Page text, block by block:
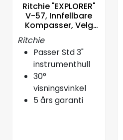
Ritchie "EXPLORER"
V-57, Innfellbare
Kompasser, Velg
Ritchie
Passer Std 3"
instrumenthull
30°
visningsvinkel
5 års garanti
Outlet
Motordelsvelger/SONAR
Anoder
Brannslukkere